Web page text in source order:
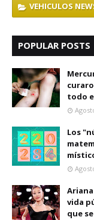
VEHICULOS
POPULAR POSTS
todo
Los
vida
que